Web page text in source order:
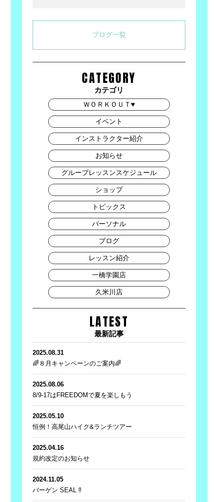
ブログ一覧
CATEGORY
カテゴリ
ＷＯＲＫＯＵＴ♥
イベント
インストラクター紹介
お知らせ
グループレッスンスケジュール
ショップ
トピックス
パーソナル
ブログ
レッスン紹介
一橋学園店
久米川店
LATEST
最新記事
2025.08.31
🌈８月キャンペーンのご案内🌈
2025.08.06
8/9-17はFREEDOMで夏を楽しもう
2025.05.10
恒例！高尾山ハイク&ランチツアー
2025.04.16
規約改定のお知らせ
2024.11.05
バーゲン SEAL ‼